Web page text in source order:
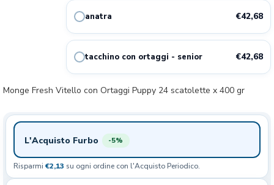
anatra €42,68
tacchino con ortaggi - senior €42,68
Monge Fresh Vitello con Ortaggi Puppy 24 scatolette x 400 gr
L'Acquisto Furbo -5%
Risparmi €2,13 su ogni ordine con l'Acquisto Periodico.